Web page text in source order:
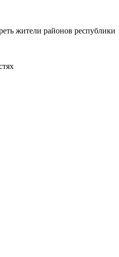
жители районов республики